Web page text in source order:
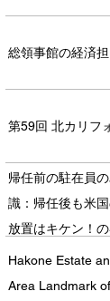
総領事館の経済
第59回 北カリフ
帰任前の駐在員
識：帰任後も米
放置はキケン！
Hakone Estate
Area Landmark